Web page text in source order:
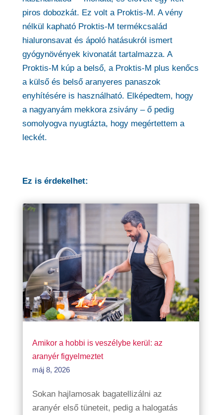
piros dobozkát. Ez volt a Proktis-M. A vény
nélkül kapható Proktis-M termékcsalád
hialuronsavat és ápoló hatásukról ismert
gyógynövények kivonatát tartalmazza. A
Proktis-M kúp a belső, a Proktis-M plus kenőcs
a külső és belső aranyeres panaszok
enyhítésére is használható. Elképedtem, hogy
a nagyanyám mekkora zsivány – ő pedig
somolyogva nyugtázta, hogy megértettem a
leckét.
Ez is érdekelhet:
Amikor a hobbi is veszélybe kerül: az
aranyér figyelmeztet
máj 8, 2026
Sokan hajlamosak bagatellizálni az
aranyér első tüneteit, pedig a halogatás